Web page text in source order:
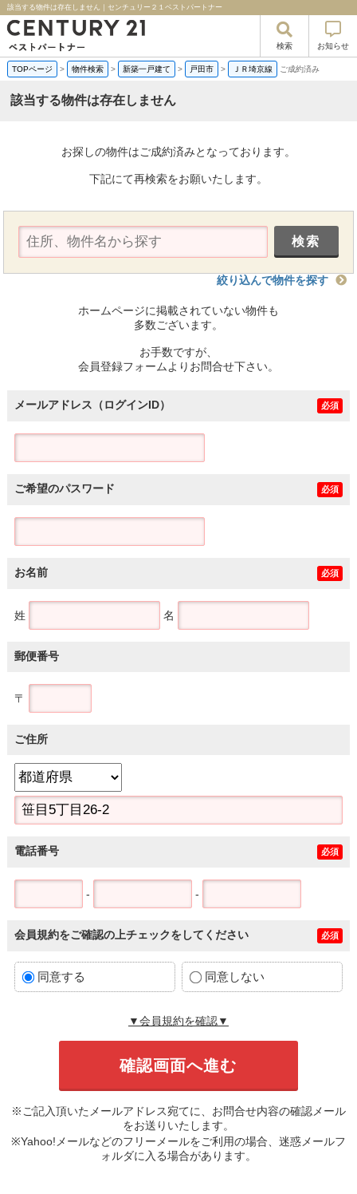
該当する物件は存在しません｜センチュリー２１ベストパートナー
検索 お知らせ
TOPページ > 物件検索 > 新築一戸建て > 戸田市 > ＪＲ埼京線 ご成約済み
該当する物件は存在しません
お探しの物件はご成約済みとなっております。
下記にて再検索をお願いたします。
絞り込んで物件を探す
ホームページに掲載されていない物件も
多数ございます。
お手数ですが、
会員登録フォームよりお問合せ下さい。
メールアドレス（ログインID） 必須
ご希望のパスワード 必須
お名前 必須
姓 名
郵便番号
〒
ご住所
電話番号 必須
- -
会員規約をご確認の上チェックをしてください 必須
同意する 同意しない
▼会員規約を確認▼
※ご記入頂いたメールアドレス宛てに、お問合せ内容の確認メール
をお送りいたします。
※Yahoo!メールなどのフリーメールをご利用の場合、迷惑メールフ
ォルダに入る場合があります。